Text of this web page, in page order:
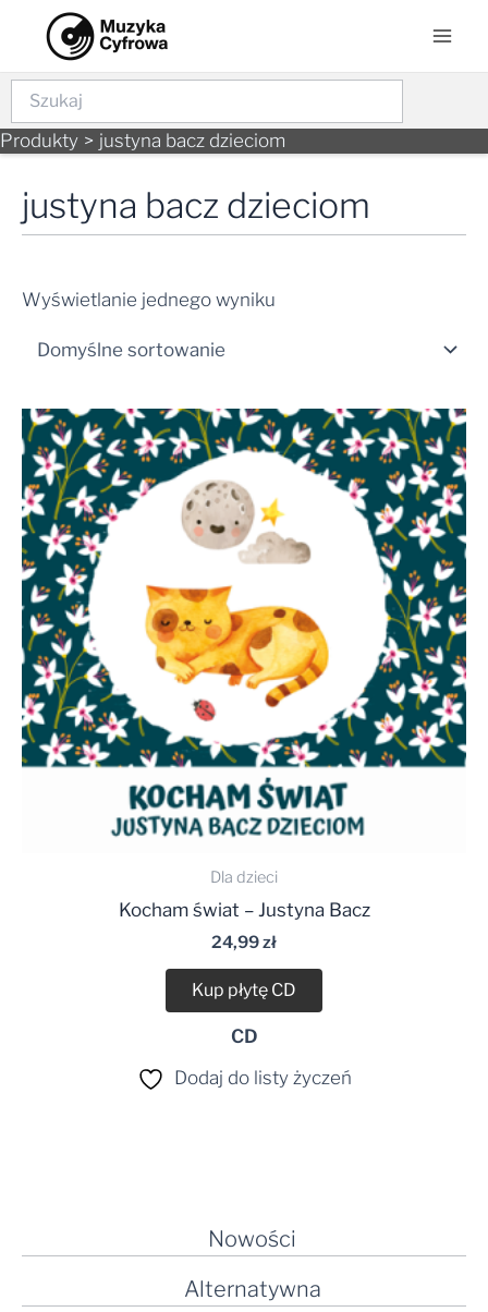
content
Szukaj
Produkty justyna bacz dzieciom
Nowości
Alternatywna
justyna bacz dzieciom
Wyświetlanie jednego wyniku
Dla dzieci
Kocham świat – Justyna Bacz
24,99zł
Kup płytę CD
CD
Dodaj do listy życzeń